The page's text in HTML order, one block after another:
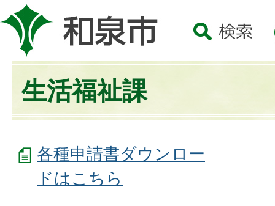
生活福祉課
各種申請書ダウンロー
ドはこちら